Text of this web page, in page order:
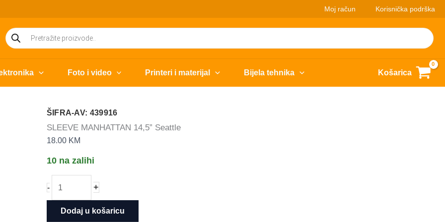
Moj račun Korisnička podrška
Products
search
Foto i video Printeri i materijal Bijela tehnika Košarica
ŠIFRA-AV: 439916
SLEEVE MANHATTAN 14,5” Seattle
18.00 KM
10 na zalihi
-
MANHATTAN
+
Dodaj u košaricu